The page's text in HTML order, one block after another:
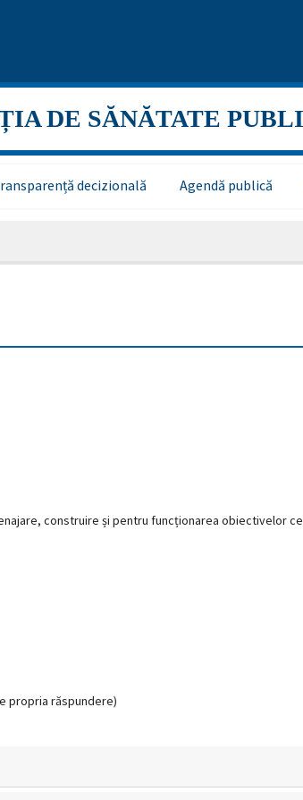
DE SĂNĂTATE
decizională Agendă publică
construire și pentru funcționarea obiectivelor ce
propria răspundere)